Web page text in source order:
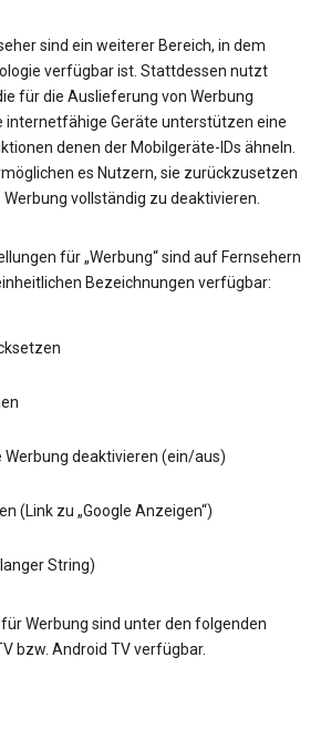
sind ein weiterer Bereich, in dem
verfügbar ist. Stattdessen nutzt
für die Auslieferung von Werbung
internetfähige Geräte unterstützen eine
denen der Mobilgeräte-IDs ähneln.
es Nutzern, sie zurückzusetzen
vollständig zu deaktivieren.
für „Werbung“ sind auf Fernsehern
Bezeichnungen verfügbar:
Werbung deaktivieren (ein/aus)
(Link zu „Google Anzeigen“)
String)
Werbung sind unter den folgenden
bzw. Android TV verfügbar.